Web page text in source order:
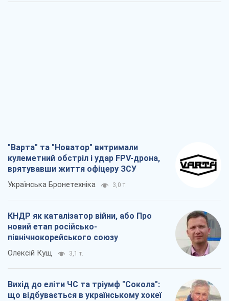
"Варта" та "Новатор" витримали
кулеметний обстріл і удар FPV-дрона,
врятувавши життя офіцеру ЗСУ
Українська Бронетехніка 3,0 т.
КНДР як каталізатор війни, або Про
новий етап російсько-
північнокорейського союзу
Олексій Кущ 3,1 т.
Вихід до еліти ЧС та тріумф "Сокола":
що відбувається в українському хокеї